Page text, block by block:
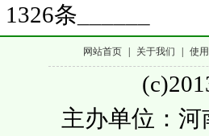
1326条
网站首页 关于我们 使
主办单位：河